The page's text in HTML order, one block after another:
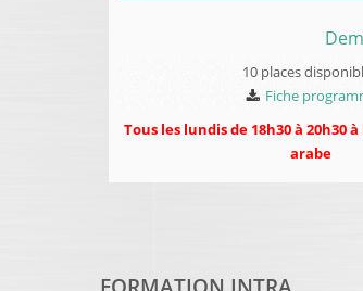
10 places
Fiche
Tous les lundis de 18h30 à 20h30
arabe